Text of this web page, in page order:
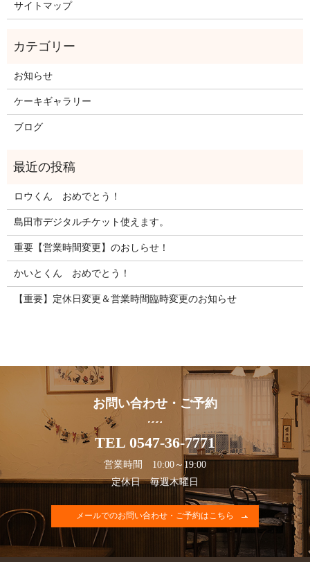
サイトマップ
お知らせ
ケーキギャラリー
ブログ
ロウくん おめでとう！
島田市デジタルチケット使えます。
重要【営業時間変更】のおしらせ！
かいとくん おめでとう！
【重要】定休日変更＆営業時間臨時変更のお知らせ
お問い合わせ・ご予約
TEL 0547-36-7771
営業時間 10:00～19:00
定休日 毎週木曜日
メールでのお問い合わせ・ご予約はこちら